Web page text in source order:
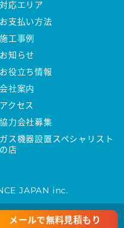
対応エリア
お支払い方法
施工事例
お知らせ
お役立ち情報
会社案内
アクセス
協力会社募集
ガス機器設置スペシャリスト
の店
JAPAN inc.
メールで無料見積もり